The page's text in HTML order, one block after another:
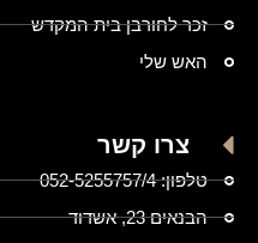
זכר לחורבן בית המקדש
האש שלי
צרו קשר
טלפון: 052-5255757/4
הבנאים 23, אשדוד